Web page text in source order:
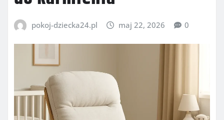
pokoj-dziecka24.pl maj 22, 2026 0